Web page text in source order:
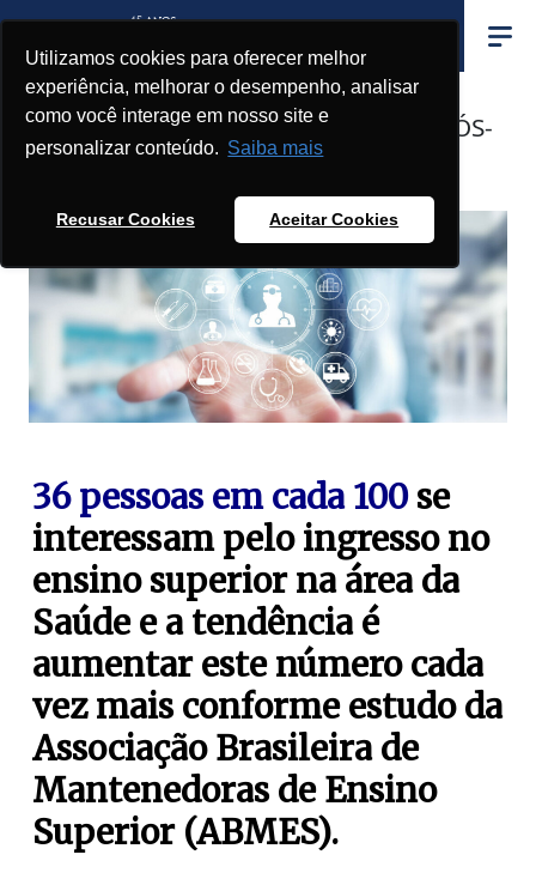
Utilizamos cookies para oferecer melhor
experiência, melhorar o desempenho, analisar
como você interage em nosso site e
personalizar conteúdo. Saiba mais
Recusar Cookies Aceitar Cookies
CARREIRAS DA SAÚDE NO BRASIL PÓS-
PANDEMIA
36 pessoas em cada 100se
interessam pelo ingresso no
ensino superior na área da
Saúde e a tendência é
aumentar este número cada
vez mais conforme estudo da
Associação Brasileira de
Mantenedoras de Ensino
Superior (ABMES).